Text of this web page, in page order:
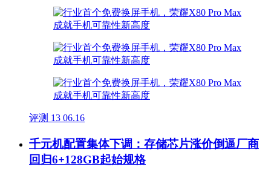
评测 13 06.16
千元机配置集体下调：存储芯片涨价倒逼厂商
回归6+128GB起始规格